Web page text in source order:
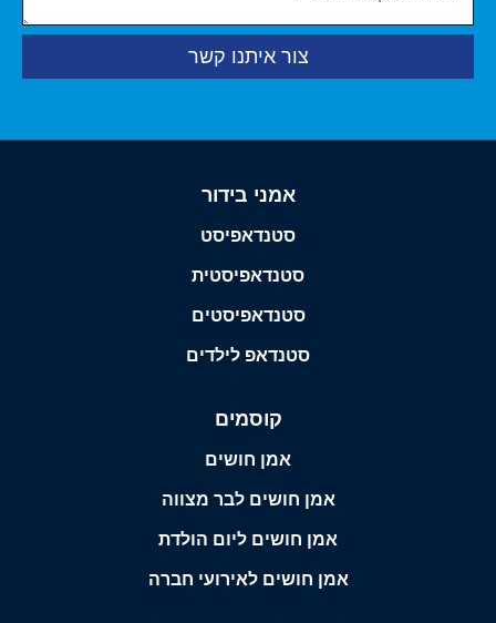
צור איתנו קשר
אמני בידור
סטנדאפיסט
סטנדאפיסטית
סטנדאפיסטים
סטנדאפ לילדים
קוסמים
אמן חושים
אמן חושים לבר מצווה
אמן חושים ליום הולדת
אמן חושים לאירועי חברה